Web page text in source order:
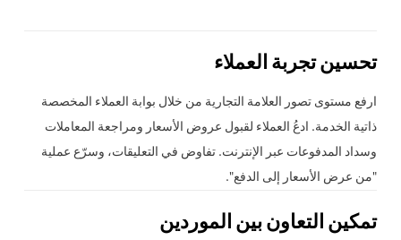
تحسين تجربة العملاء
ارفع مستوى تصور العلامة التجارية من خلال بوابة العملاء المخصصة
ذاتية الخدمة. ادعُ العملاء لقبول عروض الأسعار ومراجعة المعاملات
وسداد المدفوعات عبر الإنترنت. تفاوض في التعليقات، وسرّع عملية
"من عرض الأسعار إلى الدفع".
تمكين التعاون بين الموردين